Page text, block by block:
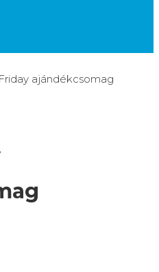
ajándékcsomag